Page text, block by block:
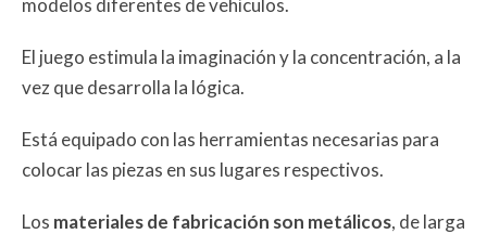
El juego estimula la imaginación y la concentración, a la
vez que desarrolla la lógica.
Está equipado con las herramientas necesarias para
colocar las piezas en sus lugares respectivos.
Los materiales de fabricación son metálicos, de larga